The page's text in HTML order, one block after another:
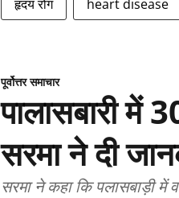
हृदय रोग heart disease
पूर्वोत्तर समाचार
पालासबारी में
सरमा ने दी
सरमा ने कहा कि पलासबाड़ी में